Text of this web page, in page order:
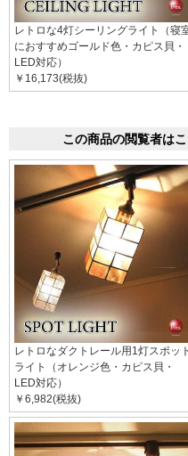
レトロな4灯シーリングライト（寝
におすすめゴールド色・カピス貝・
LED対応）
￥16,173(税抜)
この商品の閲覧者は
レトロなダクトレール用1灯スポット
ライト（オレンジ色・カピス貝・
LED対応）
￥6,982(税抜)